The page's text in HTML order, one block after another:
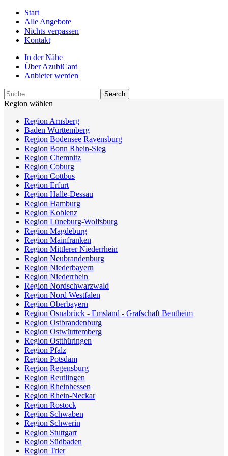
Start
Alle Angebote
Nichts verpassen
Kontakt
In der Nähe
Über AzubiCard
Anbieter werden
Region wählen
Region Arnsberg
Baden Württemberg
Region Bodensee Ravensburg
Region Bonn Rhein-Sieg
Region Chemnitz
Region Coburg
Region Cottbus
Region Erfurt
Region Halle-Dessau
Region Hamburg
Region Koblenz
Region Lüneburg-Wolfsburg
Region Magdeburg
Region Mainfranken
Region Mittlerer Niederrhein
Region Neubrandenburg
Region Niederbayern
Region Niederrhein
Region Nordschwarzwald
Region Nord Westfalen
Region Oberbayern
Region Osnabrück - Emsland - Grafschaft Bentheim
Region Ostbrandenburg
Region Ostwürttemberg
Region Ostthüringen
Region Pfalz
Region Potsdam
Region Regensburg
Region Reutlingen
Region Rheinhessen
Region Rhein-Neckar
Region Rostock
Region Schwaben
Region Schwerin
Region Stuttgart
Region Südbaden
Region Trier